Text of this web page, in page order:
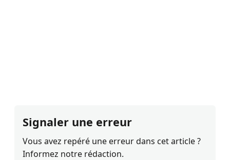
Signaler une erreur
Vous avez repéré une erreur dans cet article ?
Informez notre rédaction.